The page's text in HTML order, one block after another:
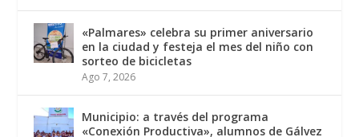
«Palmares» celebra su primer aniversario
en la ciudad y festeja el mes del niño con
sorteo de bicicletas
Ago 7, 2026
Municipio: a través del programa
«Conexión Productiva», alumnos de Gálvez